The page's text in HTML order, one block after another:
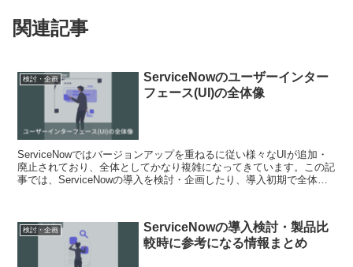
関連記事
検討・企画
ServiceNowのユーザーインター
フェース(UI)の全体像
ServiceNowではバージョンアップを重ねるに従い様々なUIが追加・
廃止されており、全体としてかなり複雑になってきています。この記
事では、ServiceNowの導入を検討・企画したり、導入初期で全体の
検討・企画
ServiceNowの導入検討・製品比
較時に参考になる情報まとめ